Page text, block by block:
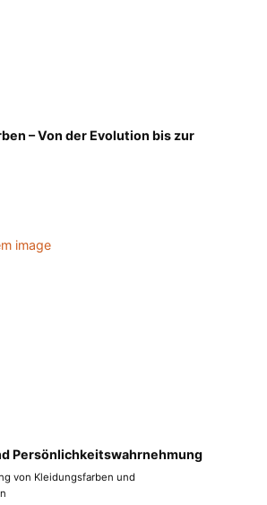
– Von der Evolution bis zur
Persönlichkeitswahrnehmung
von Kleidungsfarben und